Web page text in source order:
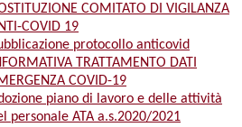
COMITATO DI VIGILANZA
COVID 19
protocollo anticovid
TRATTAMENTO DATI
COVID-19
piano di lavoro e delle attività
personale ATA a.s.2020/2021